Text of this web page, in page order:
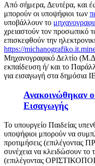
Από σήμερα, Δευτέρα, και
μπορούν οι υποψήφιοι των
υποβάλλουν το
χρειαστούν τον προσωπικό
επισκεφθούν την
https://
Μηχανογραφικό Δελτίο
εκπαίδευση ή/ και το
για εισαγωγή στα δημόσια
Ανακοινώθηκαν
Εισαγωγής
Το υπουργείο Παιδείας
υποψήφιοι μπορούν να
προτιμήσεις
συνέχεια να κλειδώσουν το
(επιλέγοντας